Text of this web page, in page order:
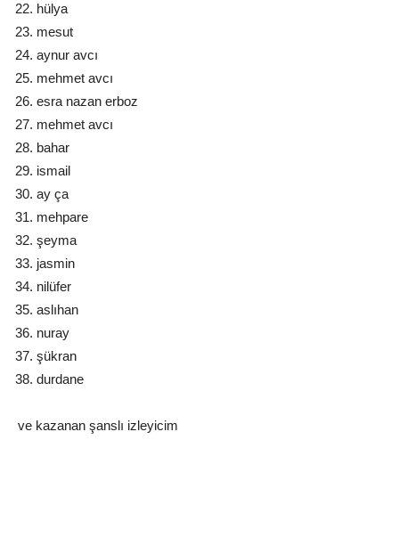
hülya
mesut
aynur avcı
mehmet avcı
esra nazan erboz
mehmet avcı
bahar
ismail
ay ça
mehpare
şeyma
jasmin
nilüfer
aslıhan
nuray
şükran
durdane
ve kazanan şanslı izleyicim